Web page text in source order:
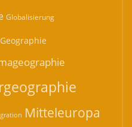
Globalisierung
Mitteleuropa